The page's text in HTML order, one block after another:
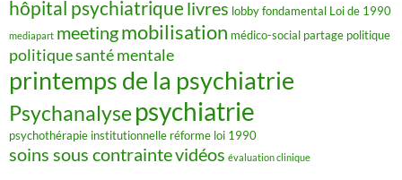
hôpital psychiatriquelivres lobby fondamental Loi de 1990
mediapart meetingmobilisation médico-social partage politique
politique santé mentale
printemps de la psychiatrie
Psychanalyse psychiatrie
psychothérapie institutionnelle réforme loi 1990
soins sous contraintevidéos évaluation clinique